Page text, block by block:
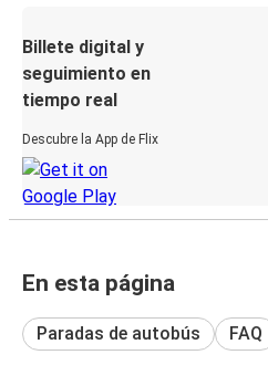
Billete digital y
seguimiento en
tiempo real
Descubre la App de Flix
En esta página
Paradas de autobús FAQ